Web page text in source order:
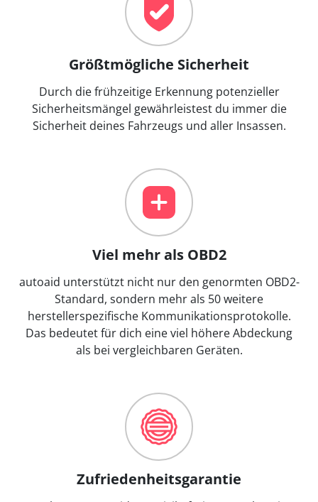
Größtmögliche Sicherheit
Durch die frühzeitige Erkennung potenzieller
Sicherheitsmängel gewährleistest du immer die
Sicherheit deines Fahrzeugs und aller Insassen.
Viel mehr als OBD2
autoaid unterstützt nicht nur den genormten OBD2-
Standard, sondern mehr als 50 weitere
herstellerspezifische Kommunikationsprotokolle.
Das bedeutet für dich eine viel höhere Abdeckung
als bei vergleichbaren Geräten.
Zufriedenheitsgarantie